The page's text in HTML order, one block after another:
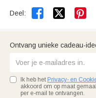
Deel:  
Ontvang unieke cadeau-
Ik heb het Privacy- en
akkoord om op maat
per e-mail te ontvangen.